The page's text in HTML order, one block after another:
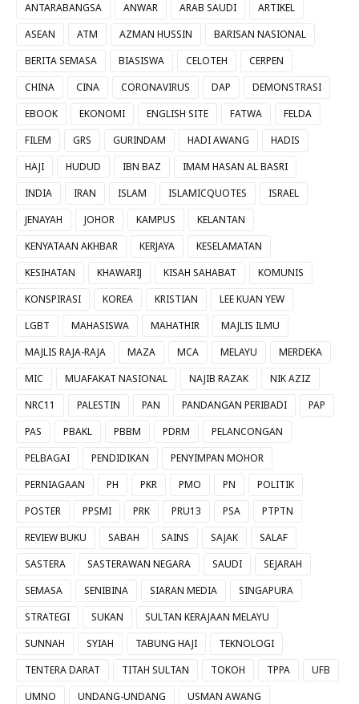
ANTARABANGSA
ANWAR ARAB SAUDI
ARTIKEL
ASEAN
ATM AZMAN HUSSIN
BARISAN NASIONAL
BERITA SEMASA
BIASISWA CELOTEH
CERPEN
CHINA
CINA CORONAVIRUS DAP
DEMONSTRASI
EBOOK
EKONOMI ENGLISH SITE FATWA
FELDA
FILEM
GRS GURINDAM HADI AWANG
HADIS
HAJI
HUDUD IBN BAZ
IMAM HASAN AL BASRI
INDIA
IRAN ISLAM ISLAMICQUOTES
ISRAEL
JENAYAH
JOHOR KAMPUS
KELANTAN
KENYATAAN AKHBAR
KERJAYA
KESELAMATAN
KESIHATAN
KHAWARIJ KISAH SAHABAT
KOMUNIS
KONSPIRASI
KOREA KRISTIAN
LEE KUAN YEW
LGBT
MAHASISWA MAHATHIR
MAJLIS ILMU
MAJLIS RAJA-RAJA
MAZA MCA MELAYU
MERDEKA
MIC
MUAFAKAT NASIONAL NAJIB RAZAK
NIK AZIZ
NRC11
PALESTIN PAN PANDANGAN PERIBADI
PAP
PAS
PBAKL PBBM PDRM
PELANCONGAN
PELBAGAI
PENDIDIKAN
PENYIMPAN MOHOR
PERNIAGAAN
PH PKR PMO PN
POLITIK
POSTER
PPSMI PRK PRU13 PSA
PTPTN
REVIEW BUKU
SABAH SAINS SAJAK
SALAF
SASTERA
SASTERAWAN NEGARA SAUDI
SEJARAH
SEMASA
SENIBINA SIARAN MEDIA
SINGAPURA
STRATEGI
SUKAN
SULTAN KERAJAAN MELAYU
SUNNAH
SYIAH TABUNG HAJI
TEKNOLOGI
TENTERA DARAT
TITAH SULTAN TOKOH TPPA
UFB
UMNO
UNDANG-UNDANG
USMAN AWANG